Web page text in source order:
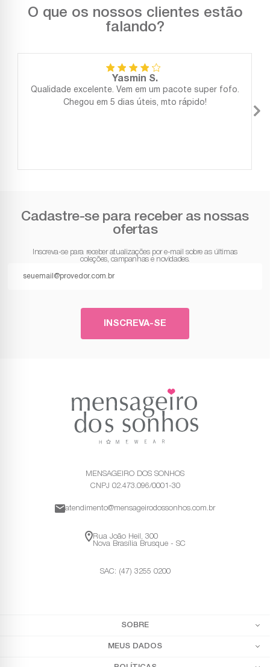
O que os nossos clientes estão
falando?
Yasmin S.
Qualidade excelente. Vem em um pacote super fofo.
Chegou em 5 dias úteis, mto rápido!
Cadastre-se para receber as nossas
ofertas
Inscreva-se para receber atualizações por e-mail sobre as últimas
coleções, campanhas e novidades.
INSCREVA-SE
MENSAGEIRO DOS SONHOS
CNPJ 02.473.096/0001-30
atendimento@mensageirodossonhos.com.br
Rua João Heil, 300
Nova Brasília Brusque - SC
SAC: (47) 3255 0200
SOBRE
MEUS DADOS